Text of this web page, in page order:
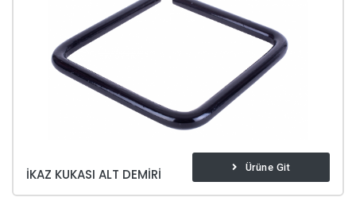
İKAZ KUKASI ALT DEMIRI Ürüne Git